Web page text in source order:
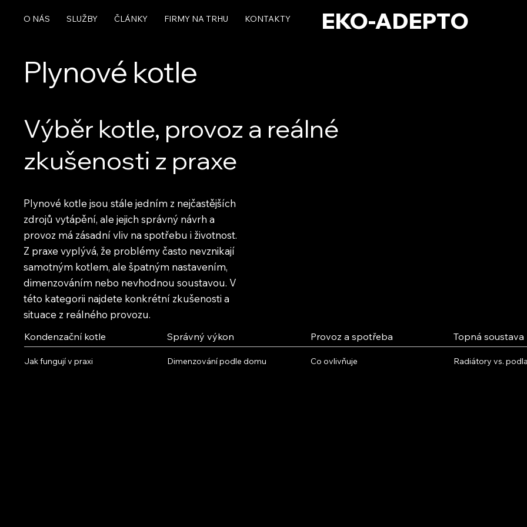
O NÁS SLUŽBY ČLÁNKY FIRMY NA TRHU KONTAKTY EKO-ADEPTO
Plynové kotle
Výběr kotle, provoz a reálné
zkušenosti z praxe
Plynové kotle jsou stále jedním z nejčastějších
zdrojů vytápění, ale jejich správný návrh a
provoz má zásadní vliv na spotřebu i životnost.
Z praxe vyplývá, že problémy často nevznikají
samotným kotlem, ale špatným nastavením,
dimenzováním nebo nevhodnou soustavou. V
této kategorii najdete konkrétní zkušenosti a
situace z reálného provozu.
Kondenzační kotle
Jak fungují v praxi
Správný výkon
Dimenzování podle domu
Provoz a spotřeba
Co ovlivňuje
Topná soustava
Radiátory vs.